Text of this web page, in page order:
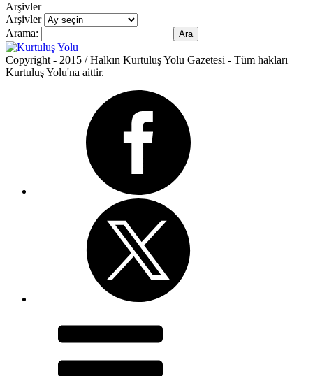
Arşivler
Arşivler
Arama:
Copyright - 2015 / Halkın Kurtuluş Yolu Gazetesi - Tüm hakları
Kurtuluş Yolu'na aittir.